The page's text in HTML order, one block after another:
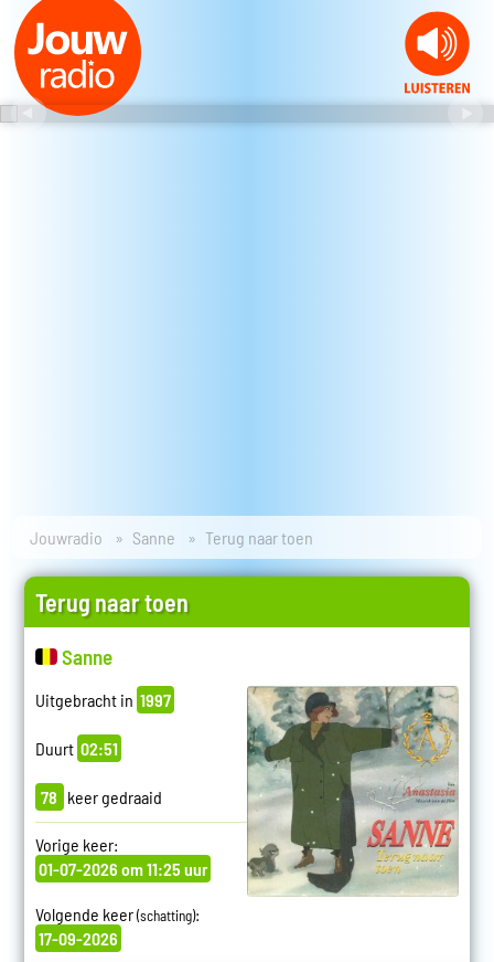
Jouwradio Sanne Terug naar toen
Terug naar toen
Sanne
Uitgebracht in 1997
Duurt 02:51
78 keer gedraaid
Vorige keer:
01-07-2026 om 11:25 uur
Volgende keer(schatting):
17-09-2026